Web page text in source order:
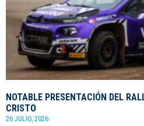
NOTABLE PRESENTACIÓN DEL
CRISTO
26 JULIO, 2026